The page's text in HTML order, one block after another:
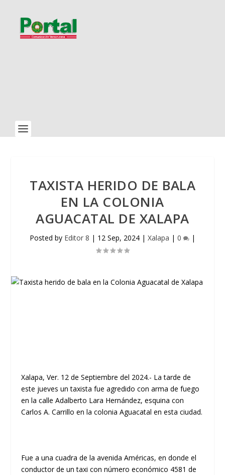
TAXISTA HERIDO DE BALA
EN LA COLONIA
AGUACATAL DE XALAPA
Posted by Editor 8 | 12 Sep, 2024 | Xalapa | 0 |
Xalapa, Ver. 12 de Septiembre del 2024.- La tarde de
este jueves un taxista fue agredido con arma de fuego
en la calle Adalberto Lara Hernández, esquina con
Carlos A. Carrillo en la colonia Aguacatal en esta ciudad.
Fue a una cuadra de la avenida Américas, en donde el
conductor de un taxi con número económico 4581 de